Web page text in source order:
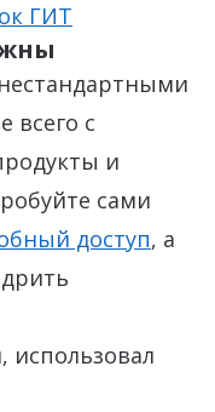
ГИТ
всего с
и
сами
доступ, а
использовал